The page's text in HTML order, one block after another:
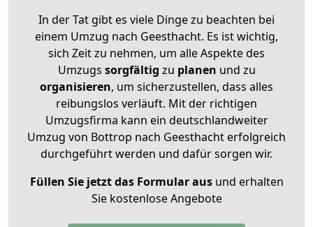
In der Tat gibt es viele Dinge zu beachten bei
einem Umzug nach Geesthacht. Es ist wichtig,
sich Zeit zu nehmen, um alle Aspekte des
Umzugs sorgfältig zu planen und zu
organisieren, um sicherzustellen, dass alles
reibungslos verläuft. Mit der richtigen
Umzugsfirma kann ein deutschlandweiter
Umzug von Bottrop nach Geesthacht erfolgreich
durchgeführt werden und dafür sorgen wir.
Füllen Sie jetzt das Formular ausund erhalten
Sie kostenlose Angebote